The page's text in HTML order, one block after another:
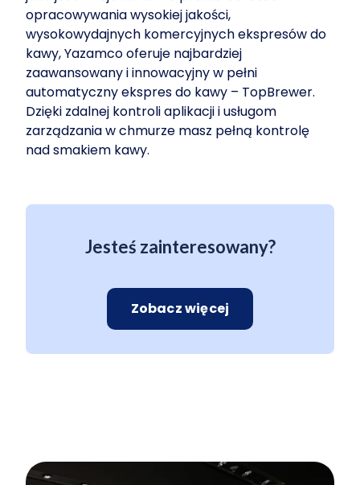
opracowywania wysokiej jakości,
wysokowydajnych komercyjnych ekspresów do
kawy, Yazamco oferuje najbardziej
zaawansowany i innowacyjny w pełni
automatyczny ekspres do kawy – TopBrewer.
Dzięki zdalnej kontroli aplikacji i usługom
zarządzania w chmurze masz pełną kontrolę
nad smakiem kawy.
Jesteś zainteresowany?
Zobacz więcej